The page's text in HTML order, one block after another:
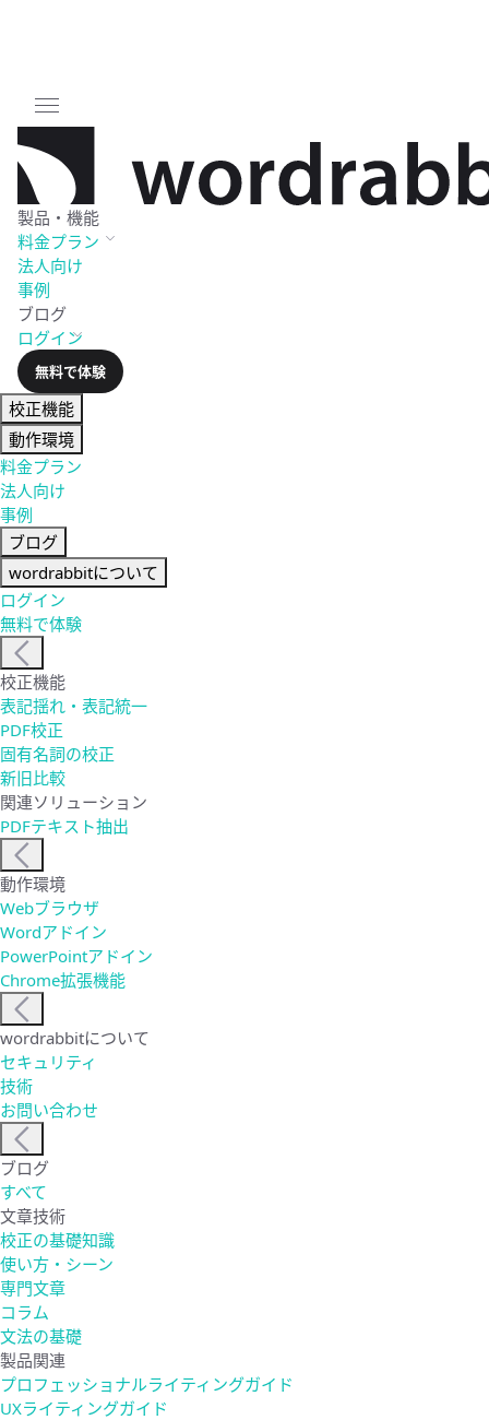
製品・機能
料金プラン
法人向け
事例
ブログ
ログイン
無料で体験
校正機能
動作環境
料金プラン
法人向け
事例
ブログ
wordrabbitについて
ログイン
無料で体験
校正機能
表記揺れ・表記統一
PDF校正
固有名詞の校正
新旧比較
関連ソリューション
PDFテキスト抽出
動作環境
Webブラウザ
Wordアドイン
PowerPointアドイン
Chrome拡張機能
wordrabbitについて
セキュリティ
技術
お問い合わせ
ブログ
すべて
文章技術
校正の基礎知識
使い方・シーン
専門文章
コラム
文法の基礎
製品関連
プロフェッショナルライティングガイド
UXライティングガイド